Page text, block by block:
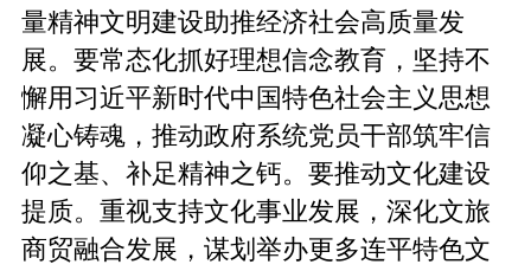
量精神文明建设助推经济社会高质量发
展。要常态化抓好理想信念教育，坚持不
懈用习近平新时代中国特色社会主义思想
凝心铸魂，推动政府系统党员干部筑牢信
仰之基、补足精神之钙。要推动文化建设
提质。重视支持文化事业发展，深化文旅
商贸融合发展，谋划举办更多连平特色文